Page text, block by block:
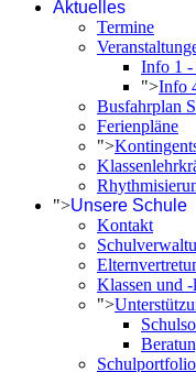
Aktuelles
Termine
Info 1 -
">Info
Busfahrplan
Ferienpläne
">
">Unsere Schule
Kontakt
Klassen und
">
Schulportfolio